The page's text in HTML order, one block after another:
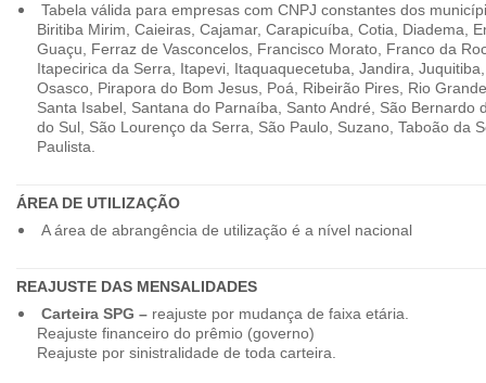
Tabela válida para empresas com CNPJ constantes dos
Biritiba Mirim, Caieiras, Cajamar, Carapicuíba, Cotia, Diadema,
Guaçu, Ferraz de Vasconcelos, Francisco Morato, Franco da
Itapecirica da Serra, Itapevi, Itaquaquecetuba, Jandira,
Osasco, Pirapora do Bom Jesus, Poá, Ribeirão Pires, Rio
Santa Isabel, Santana do Parnaíba, Santo André, São Bernardo
do Sul, São Lourenço da Serra, São Paulo, Suzano, Taboão da
Paulista.
ÁREA DE UTILIZAÇÃO
A área de abrangência de utilização é a nível nacional
REAJUSTE DAS MENSALIDADES
Carteira SPG –reajuste por mudança de faixa etária.
Reajuste financeiro do prêmio (governo)
Reajuste por sinistralidade de toda carteira.